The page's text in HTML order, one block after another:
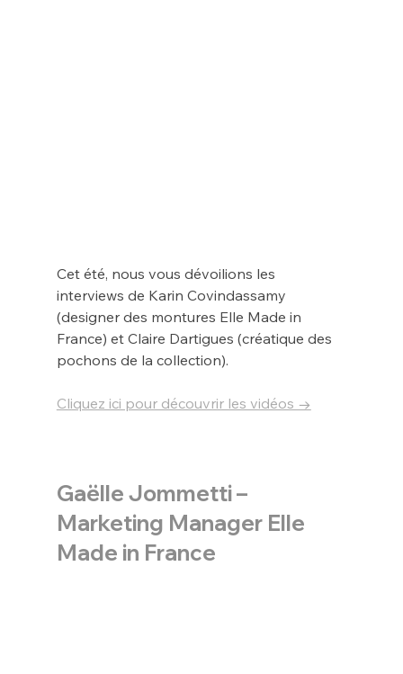
Cet été, nous vous dévoilions les
interviews de Karin Covindassamy
(designer des montures Elle Made in
France) et Claire Dartigues (créatique des
pochons de la collection).
Cliquez ici pour découvrir les vidéos →
Gaëlle Jommetti –
Marketing Manager Elle
Made in France